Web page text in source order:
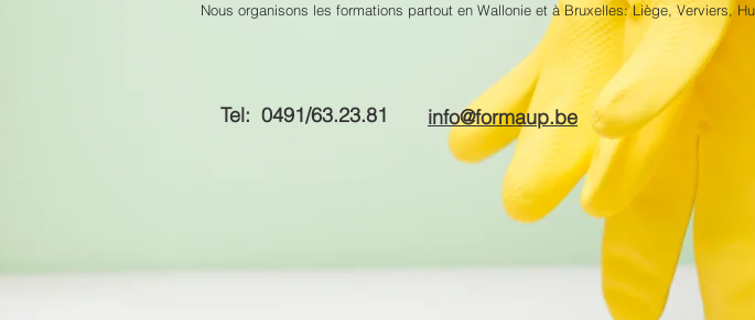
Nous organisons les formations partout en Wallonie et à Bruxelles: Liège, Verviers,
Tel: 0491/63.23.81 info@formaup.be